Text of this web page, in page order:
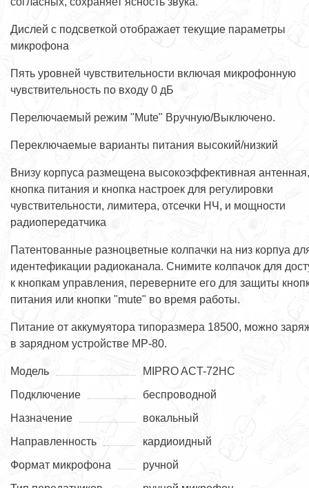
Дислей с подсветкой отображает текущие параметры
микрофона
Пять уровней чувствительности включая микрофонную
чувствительность по входу 0 дБ
Перелючаемый режим "Mute" Вручную/Выключено.
Переключаемые варианты питания высокий/низкий
Внизу корпуса размещена высокоэффективная антенная,
кнопка питания и кнопка настроек для регулировки
чувствительности, лимитера, отсечки НЧ, и мощности
радиопередатчика
Патентованные разноцветные колпачки на низ корпуа
идентефикации радиоканала. Снимите колпачок для
к кнопкам управления, переверните его для защиты
питания или кнопки "mute" во время работы.
Питание от аккумуятора типоразмера 18500, можно
в зарядном устройстве MP-80.
Модель
MIPRO ACT-72HC
Подключение
беспроводной
Назначение
вокальный
Направленность
кардиоидный
Формат микрофона
ручной